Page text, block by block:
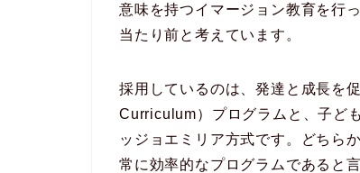
意味を持つイマージョン教育を行
当たり前と考えています。
採用しているのは、発達と成長を
Curriculum）プログラムと、子ど
ッジョエミリア方式です。どちら
常に効率的なプログラムであると